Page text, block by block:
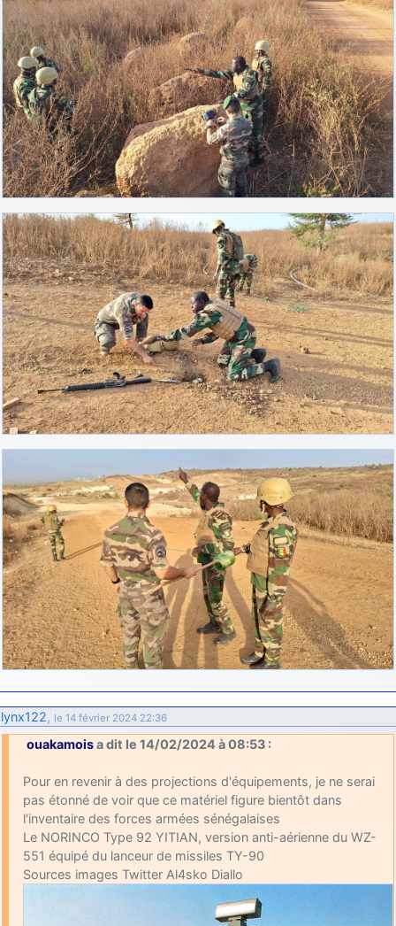
lynx122, le 14 février 2024 22:36
ouakamoisa dit le 14/02/2024 à 08:53 :
Pour en revenir à des projections d'équipements, je ne serai
pas étonné de voir que ce matériel figure bientôt dans
l'inventaire des forces armées sénégalaises
Le NORINCO Type 92 YITIAN, version anti-aérienne du WZ-
551 équipé du lanceur de missiles TY-90
Sources images Twitter Al4sko Diallo